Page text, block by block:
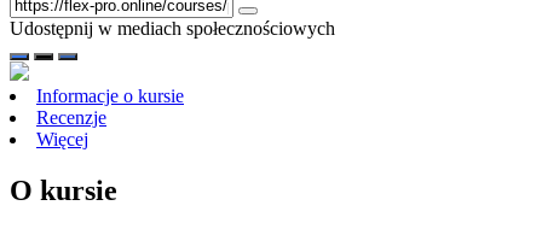
Udostępnij w mediach społecznościowych
Informacje o kursie
Recenzje
Więcej
O kursie